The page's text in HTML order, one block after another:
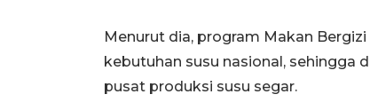
Menurut dia, program Makan
kebutuhan susu nasional, sehingga
pusat produksi susu segar.